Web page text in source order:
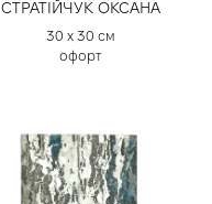
СТРАТІЙЧУК ОКСАНА
30 х 30 см
офорт